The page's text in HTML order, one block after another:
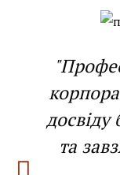
досвіду
та